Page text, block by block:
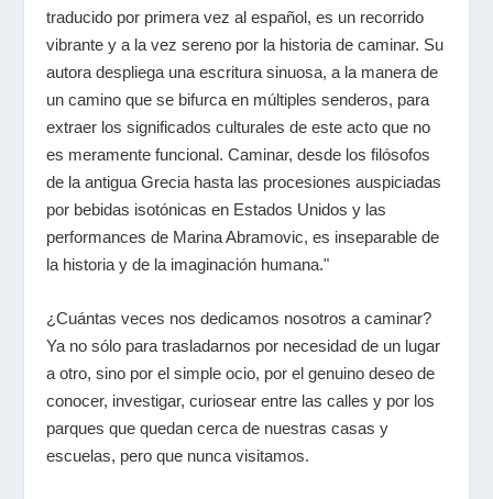
traducido por primera vez al español, es un recorrido
vibrante y a la vez sereno por la historia de caminar. Su
autora despliega una escritura sinuosa, a la manera de
un camino que se bifurca en múltiples senderos, para
extraer los significados culturales de este acto que no
es meramente funcional. Caminar, desde los filósofos
de la antigua Grecia hasta las procesiones auspiciadas
por bebidas isotónicas en Estados Unidos y las
performances de Marina Abramovic, es inseparable de
la historia y de la imaginación humana."
¿Cuántas veces nos dedicamos nosotros a caminar?
Ya no sólo para trasladarnos por necesidad de un lugar
a otro, sino por el simple ocio, por el genuino deseo de
conocer, investigar, curiosear entre las calles y por los
parques que quedan cerca de nuestras casas y
escuelas, pero que nunca visitamos.